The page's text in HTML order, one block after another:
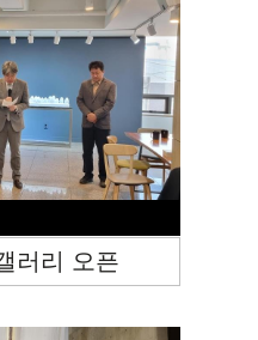
러리 오픈